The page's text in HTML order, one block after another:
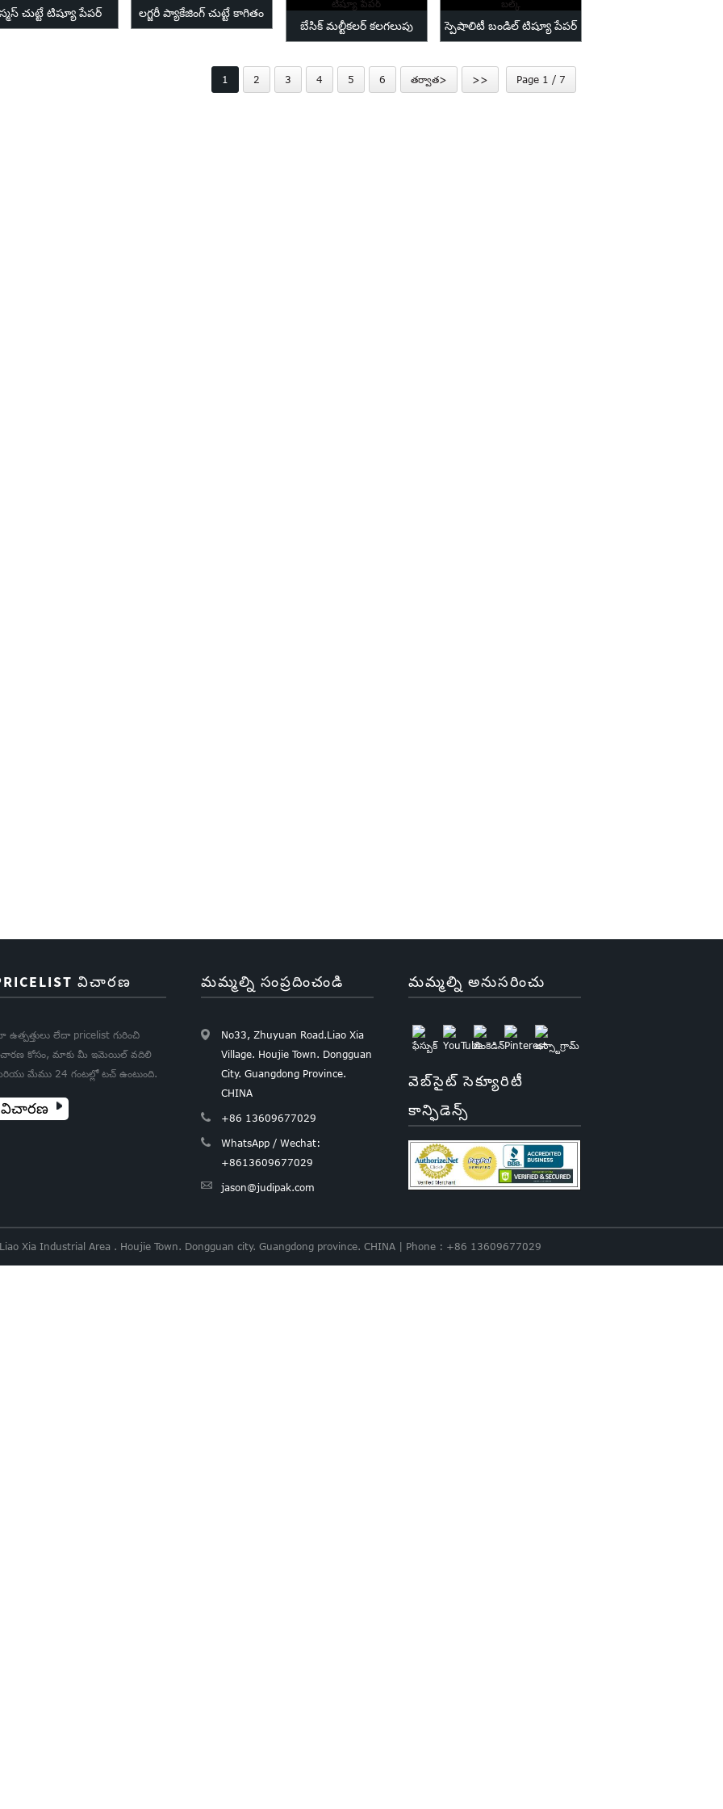
చుట్టే టిష్యూ పేపర్
లగ్జరీ ప్యాకేజింగ్ చుట్టే కాగితం
బేసిక్ మల్టీకలర్ కలగలుపు
స్పెషాలిటీ బండిల్ టిష్యూ పేపర్
1 2 3 4 5 6 తర్వాత> >> Page 1 / 7
విచారణ
ఉత్పత్తులు లేదా pricelist గురించి
కోసం, మాకు మీ ఇమెయిల్ వదిలి
మేము 24 గంటల్లో టచ్ ఉంటుంది.
విచారణ
మమ్మల్ని సంప్రదించండి
No33, Zhuyuan Road.Liao Xia
Village. Houjie Town. Dongguan
City. Guangdong Province.
CHINA
+86 13609677029
WhatsApp / Wechat:
+8613609677029
jason@judipak.com
మమ్మల్ని అనుసరించు
వెబ్‌సైట్ సెక్యూరిటీ
కాన్ఫిడెన్స్
Xia Industrial Area . Houjie Town. Dongguan city. Guangdong province. CHINA | Phone : +86 13609677029